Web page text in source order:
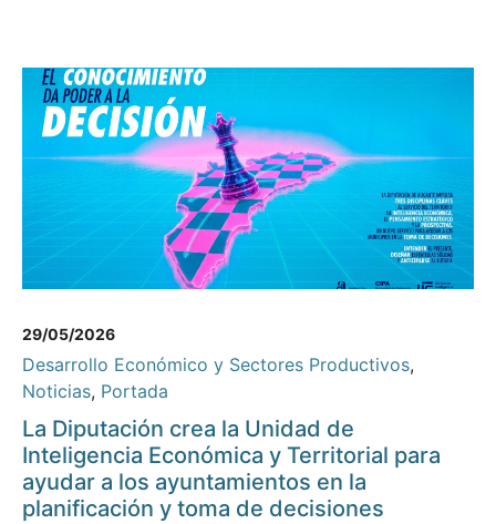
29/05/2026
Desarrollo Económico y Sectores Productivos,
Noticias, Portada
La Diputación crea la Unidad de
Inteligencia Económica y Territorial para
ayudar a los ayuntamientos en la
planificación y toma de decisiones